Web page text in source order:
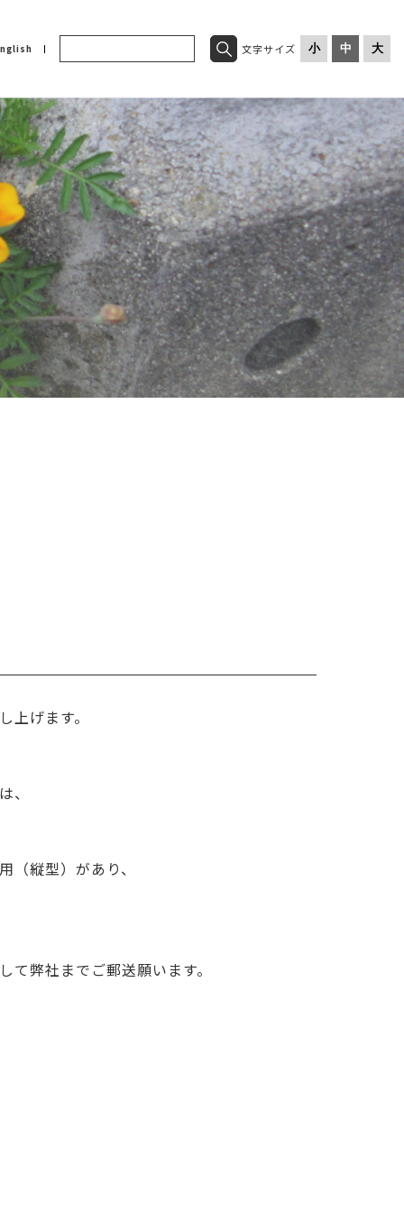
文字サイズ 小 中 大
げます。
、
縦型）があり、
弊社までご郵送願います。